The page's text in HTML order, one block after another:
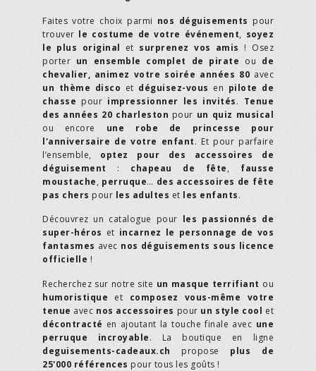
Faites votre choix parmi nos déguisements pour
trouver le costume de votre événement, soyez
le plus original et surprenez vos amis ! Osez
porter un ensemble complet de pirate ou de
chevalier, animez votre soirée années 80 avec
un thème disco et déguisez-vous en pilote de
chasse pour impressionner les invités. Tenue
des années 20 charleston pour un quiz musical
ou encore une robe de princesse pour
l'anniversaire de votre enfant. Et pour parfaire
l’ensemble, optez pour des accessoires de
déguisement : chapeau de fête, fausse
moustache, perruque… des accessoires de fête
pas chers pour les adultes et les enfants.
Découvrez un catalogue pour les passionnés de
super-héros et incarnez le personnage de vos
fantasmes avec nos déguisements sous licence
officielle !
Recherchez sur notre site un masque terrifiant ou
humoristique et composez vous-même votre
tenue avec nos accessoires pour un style cool et
décontracté en ajoutant la touche finale avec une
perruque incroyable. La boutique en ligne
deguisements-cadeaux.ch propose plus de
25'000 références pour tous les goûts !